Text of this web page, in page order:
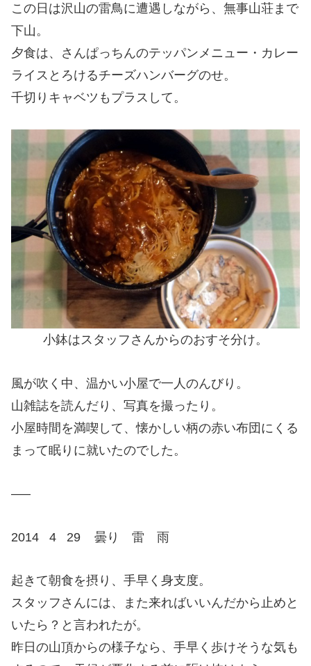
この日は沢山の雷鳥に遭遇しながら、無事山荘まで
下山。
夕食は、さんぱっちんのテッパンメニュー・カレー
ライスとろけるチーズハンバーグのせ。
千切りキャベツもプラスして。
小鉢はスタッフさんからのおすそ分け。
風が吹く中、温かい小屋で一人のんびり。
山雑誌を読んだり、写真を撮ったり。
小屋時間を満喫して、懐かしい柄の赤い布団にくる
まって眠りに就いたのでした。
—–
2014 4 29 曇り 雷 雨
起きて朝食を摂り、手早く身支度。
スタッフさんには、また来ればいいんだから止めと
いたら？と言われたが。
昨日の山頂からの様子なら、手早く歩けそうな気も